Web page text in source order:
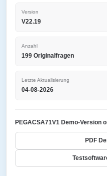
Version
V22.19
Anzahl
199 Originalfragen
Letzte Aktualisierung
04-08-2026
PEGACSA71V1 Demo-Version
PDF